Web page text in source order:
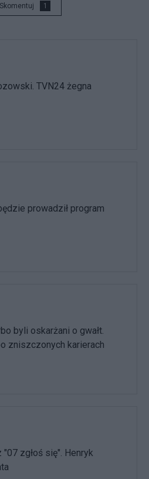
Skomentuj 1
TVN24 żegna
prowadził program
byli oskarżani o gwałt.
zniszczonych karierach
zgłoś się". Henryk